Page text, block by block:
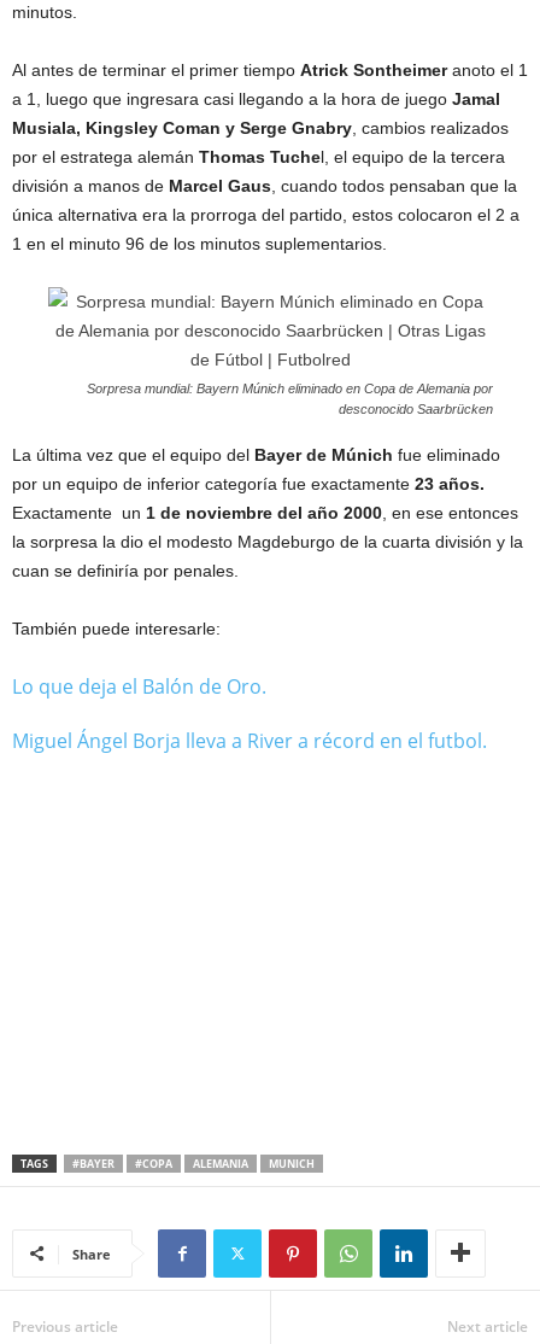
minutos.
Al antes de terminar el primer tiempo Atrick Sontheimeranoto el 1
a 1, luego que ingresara casi llegando a la hora de juego Jamal
Musiala, Kingsley Coman y Serge Gnabry , cambios realizados
por el estratega alemán Thomas Tuchel, el equipo de la tercera
división a manos de Marcel Gaus , cuando todos pensaban que la
única alternativa era la prorroga del partido, estos colocaron el 2 a
1 en el minuto 96 de los minutos suplementarios.
Sorpresa mundial: Bayern Múnich eliminado en Copa de Alemania por
desconocido Saarbrücken
La última vez que el equipo del Bayer de Múnich fue eliminado
por un equipo de inferior categoría fue exactamente 23 años.
Exactamente un 1 de noviembre del año 2000 , en ese entonces
la sorpresa la dio el modesto Magdeburgo de la cuarta división y la
cuan se definiría por penales.
También puede interesarle:
Lo que deja el Balón de Oro.
Miguel Ángel Borja lleva a River a récord en el futbol.
TAGS #BAYER #COPA ALEMANIA MUNICH
Share
Previous article Next article